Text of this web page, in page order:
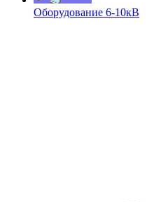
Оборудование 6-10кВ